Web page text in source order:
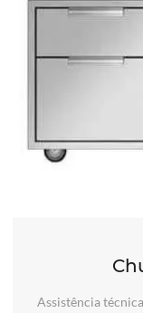
Assistência